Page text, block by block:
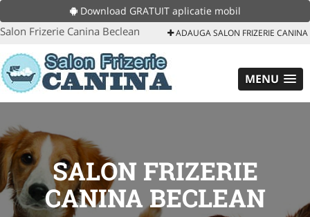
Download GRATUIT aplicatie mobil
Salon Frizerie Canina Beclean ADAUGA SALON FRIZERIE CANINA
MENU
SALON FRIZERIE
CANINA BECLEAN